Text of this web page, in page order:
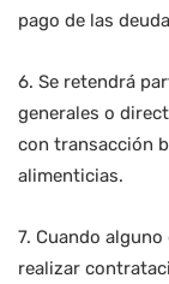
pago de las
6. Se retendrá
generales o
con transacción
alimenticias.
7. Cuando
realizar